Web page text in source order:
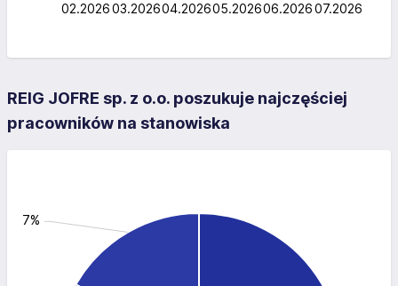
L
02.202603.202604.202605.202606.202607.2026
REIG JOFRE sp. z o.o. poszukuje najczęściej
pracowników na stanowiska
16.7%